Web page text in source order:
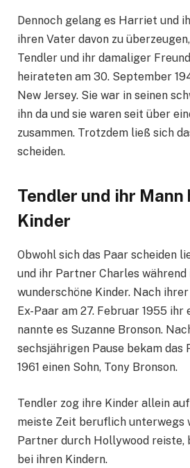
Dennoch gelang es Harriet und
ihren Vater davon zu
Tendler und ihr damaliger
heirateten am 30. September
New Jersey. Sie war in seinen
ihn da und sie waren seit über
zusammen. Trotzdem ließ sich
scheiden.
Tendler und ihr
Kinder
Obwohl sich das Paar scheiden
und ihr Partner Charles während
wunderschöne Kinder. Nach
Ex-Paar am 27. Februar 1955 ihr
nannte es Suzanne Bronson.
sechsjährigen Pause bekam das
1961 einen Sohn, Tony Bronson.
Tendler zog ihre Kinder allein
meiste Zeit beruflich unterwegs
Partner durch Hollywood reiste,
bei ihren Kindern.